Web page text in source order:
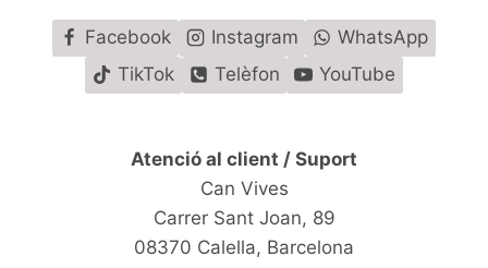
Facebook Instagram
WhatsApp
TikTok
Telèfon YouTube
Atenció al client / Suport
Can Vives
Carrer Sant Joan, 89
08370 Calella, Barcelona